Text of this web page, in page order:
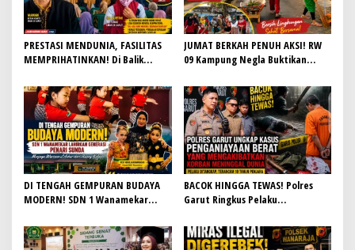
PRESTASI MENDUNIA, FASILITAS
MEMPRIHATINKAN! Di Balik
Lapangan Hoki Rusak, Masjid Tak
Lagi Mampu Tampung Jamaah,
Penjualan Seragam Ikut Jadi
Sorotan
JUMAT BERKAH PENUH AKSI! RW
09 Kampung Negla Buktikan
Slogan, Warga Bersatu Sambut
HUT RI ke-81
DI TENGAH GEMPURAN BUDAYA
MODERN! SDN 1 Wanamekar
Menjaga Warisan Leluhur dari
Ruang Kelas
BACOK HINGGA TEWAS! Polres
Garut Ringkus Pelaku
Banyuresmi, Terancam 10 Tahun
Penjara